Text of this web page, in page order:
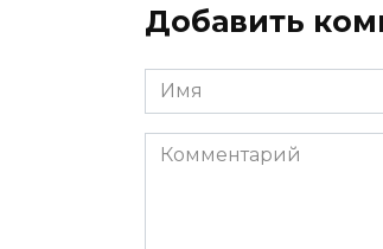
Добавить
Имя
*
Комментарий